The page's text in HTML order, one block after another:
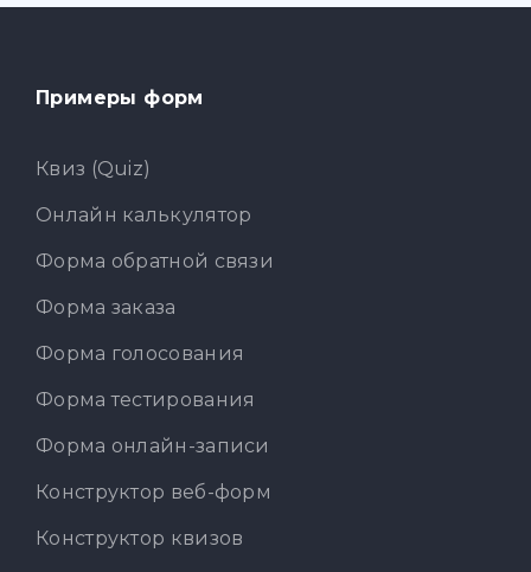
Примеры форм
Квиз (Quiz)
Онлайн калькулятор
Форма обратной связи
Форма заказа
Форма голосования
Форма тестирования
Форма онлайн-записи
Конструктор веб-форм
Конструктор квизов